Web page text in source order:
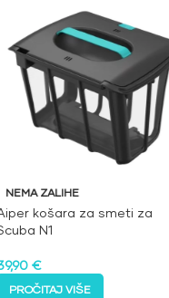
NEMA ZALIHE
košara za smeti za
N1
€
PROČITAJ VIŠE